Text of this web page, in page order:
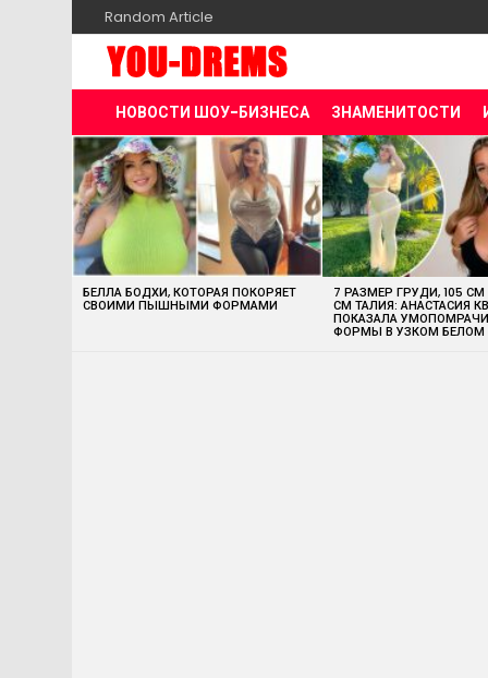
Random Article
НОВОСТИ ШОУ-БИЗНЕСА ЗНАМЕНИТОСТИ
MOST
VIEWED
STORIES
БЕЛЛА БОДХИ, КОТОРАЯ ПОКОРЯЕТ
СВОИМИ ПЫШНЫМИ ФОРМАМИ
7 РАЗМЕР ГРУДИ, 105
СМ ТАЛИЯ: АНАСТАСИЯ
ПОКАЗАЛА
ФОРМЫ В УЗКОМ БЕЛОМ